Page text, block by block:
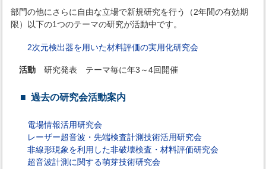
部門の他にさらに自由な立場で新規研究を行う（2年間の有効期
限）以下の1つのテーマの研究が活動中です。
2次元検出器を用いた材料評価の実用化研究会
活動研究発表 テーマ毎に年3～4回開催
過去の研究会活動案内
電場情報活用研究会
レーザー超音波・先端検査計測技術活用研究会
非線形現象を利用した非破壊検査・材料評価研究会
超音波計測に関する萌芽技術研究会